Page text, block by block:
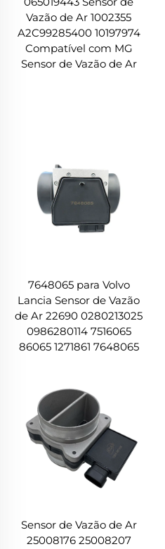
Vazão de Ar 1002355
A2C99285400 10197974
Compatível com MG
Sensor de Vazão de Ar
7648065 para Volvo
Lancia Sensor de Vazão
de Ar 22690 0280213025
0986280114 7516065
86065 1271861 7648065
Sensor de Vazão de Ar
25008176 25008207